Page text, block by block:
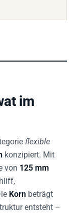
im
flexible
konzipiert. Mit
von 125 mm
Korn beträgt
entsteht –